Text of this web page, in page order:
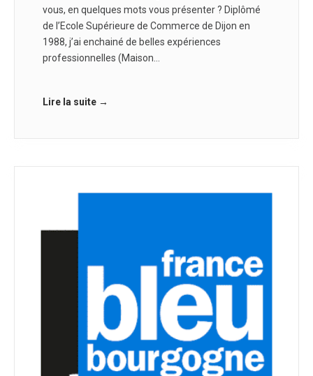
vous, en quelques mots vous présenter ? Diplômé
de l’Ecole Supérieure de Commerce de Dijon en
1988, j’ai enchainé de belles expériences
professionnelles (Maison…
Lire la suite →